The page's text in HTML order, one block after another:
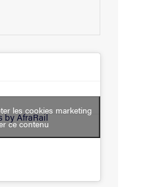
by AfraRail
les cookies marketing
ce contenu